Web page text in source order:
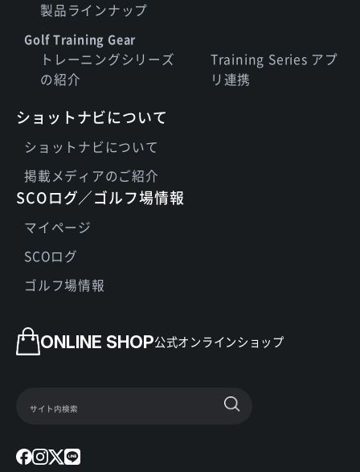
ONLINE SHOP公式オンラインショップ
製品ラインナップ
Golf Training Gear
トレーニングシリーズ
の紹介
Training Series アプ
リ連携
ショットナビについて
ショットナビについて
掲載メディアのご紹介
SCOログ／ゴルフ場情報
マイページ
SCOログ
ゴルフ場情報